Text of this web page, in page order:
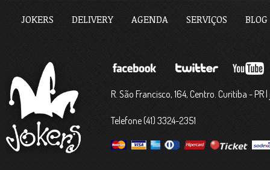
JOKERS DELIVERY AGENDA SERVIÇOS BLOG
R. São Francisco, 164, Centro. Curitiba - PR
Telefone (41) 3324-2351